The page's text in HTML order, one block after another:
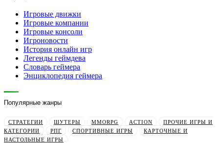
Игровые движки
Игровые компании
Игровые консоли
Игроновости
История онлайн игр
Легенды геймдева
Словарь геймера
Энциклопедия геймера
Популярные жанры
СТРАТЕГИИ ШУТЕРЫ MMORPG ACTION
ПРОЧИЕ ИГРЫ И
КАТЕГОРИИ
РПГ СПОРТИВНЫЕ ИГРЫ
КАРТОЧНЫЕ И
НАСТОЛЬНЫЕ ИГРЫ